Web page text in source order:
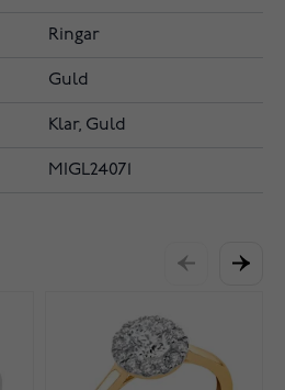
Ringar
Guld
Klar, Guld
MIGL24071